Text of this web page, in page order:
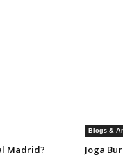
Madrid?
Blogs &
Joga